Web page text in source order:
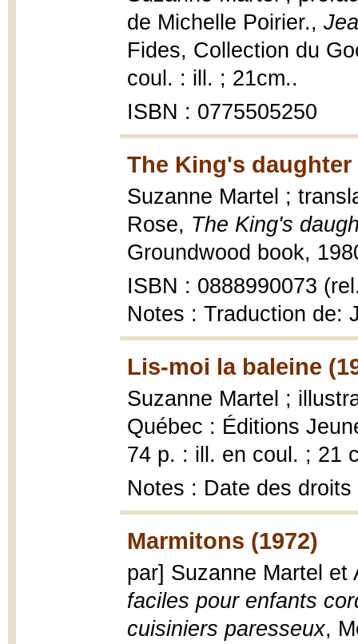
de Michelle Poirier.,
Fides, Collection du
coul. : ill. ; 21cm..
ISBN : 0775505250
The King's daughter
Suzanne Martel ;
Rose, The King's
Groundwood book,
ISBN : 0888990073
Notes : Traduction de:
Lis-moi la baleine
Suzanne Martel ;
Québec : Éditions
74 p. : ill. en coul. ; 21
Notes : Date des
Marmitons (1972)
par] Suzanne Martel
faciles pour enfants
cuisiniers paresseux,